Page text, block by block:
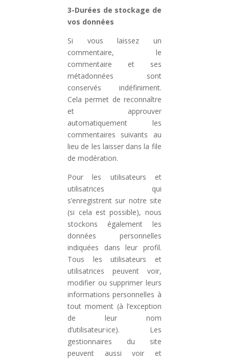
3-Durées de stockage de
vos données
Si vous laissez un
commentaire, le
commentaire et ses
métadonnées sont
conservés indéfiniment.
Cela permet de reconnaître
et approuver
automatiquement les
commentaires suivants au
lieu de les laisser dans la file
de modération.
Pour les utilisateurs et
utilisatrices qui
s’enregistrent sur notre site
(si cela est possible), nous
stockons également les
données personnelles
indiquées dans leur profil.
Tous les utilisateurs et
utilisatrices peuvent voir,
modifier ou supprimer leurs
informations personnelles à
tout moment (à l’exception
de leur nom
d’utilisateur·ice). Les
gestionnaires du site
peuvent aussi voir et